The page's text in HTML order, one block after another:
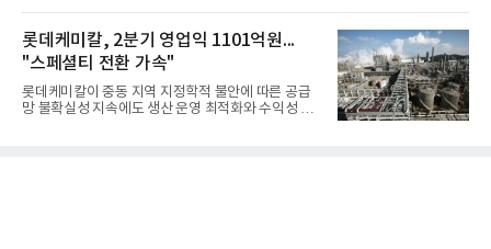
분야를
체별로 엇갈린 가운데 하반기 신작 흥행과 해외 시장
성과가 실적을 좌우할 핵심 변수로 떠오르고 있다.8일
업계에 따르면 올해 상반기 게임업계는 기업별 성적
표가 크게 갈렸다. 대표적으로 크래프톤은 'PUBG: 배
틀그라운드'의 안정적인 성장에 힘입어 상반기 연결
기준 매출 2조6616억원, 영업이익 9725억원으로 역
대 최대 실적을 기록했다. 엔씨도 올해 출시한 '아이온
롯데케미칼, 2분기 영업익 1101억원...
"스페셜티 전환 가속"
롯데케미칼이 중동 지역 지정학적 불안에 따른 공급
망 불확실성 지속에도 생산 운영 최적화와 수익성 중